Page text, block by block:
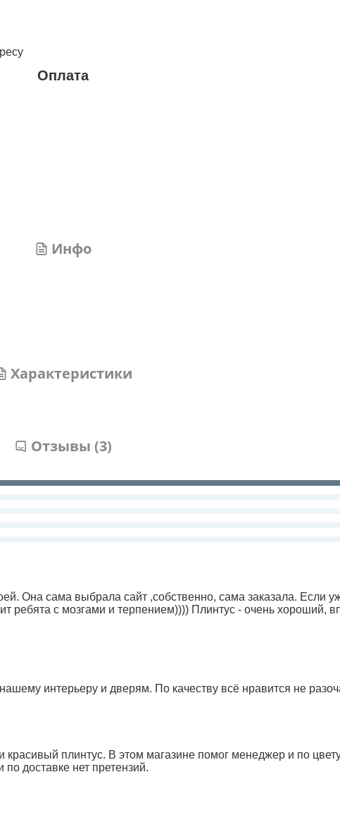
Оплата
Инфо
Характеристики
Отзывы (3)
Она сама выбрала сайт ,собственно, сама заказала. Если
ребята с мозгами и терпением)))) Плинтус - очень хороший,
интерьеру и дверям. По качеству всё нравится не
плинтус. В этом магазине помог менеджер и по
доставке нет претензий.